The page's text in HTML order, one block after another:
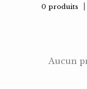
0 produits
Aucun